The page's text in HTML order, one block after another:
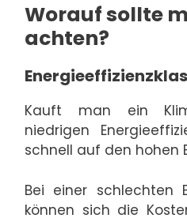
Worauf sollte
achten?
Kauft man ein
niedrigen
schnell auf den hohen
Bei einer schlechten
können sich die